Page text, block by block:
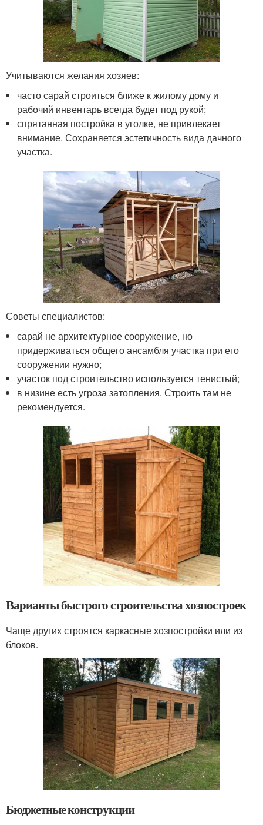
Учитываются желания хозяев:
часто сарай строиться ближе к жилому дому и
рабочий инвентарь всегда будет под рукой;
спрятанная постройка в уголке, не привлекает
внимание. Сохраняется эстетичность вида дачного
участка.
Советы специалистов:
сарай не архитектурное сооружение, но
придерживаться общего ансамбля участка при его
сооружении нужно;
участок под строительство используется тенистый;
в низине есть угроза затопления. Строить там не
рекомендуется.
Варианты быстрого строительства хозпостроек
Чаще других строятся каркасные хозпостройки или из
блоков.
Бюджетные конструкции